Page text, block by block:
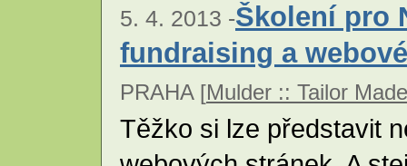
5. 4. 2013 -Školení pro
fundraising a
PRAHA [Mulder :: Tailor
Těžko si lze představit